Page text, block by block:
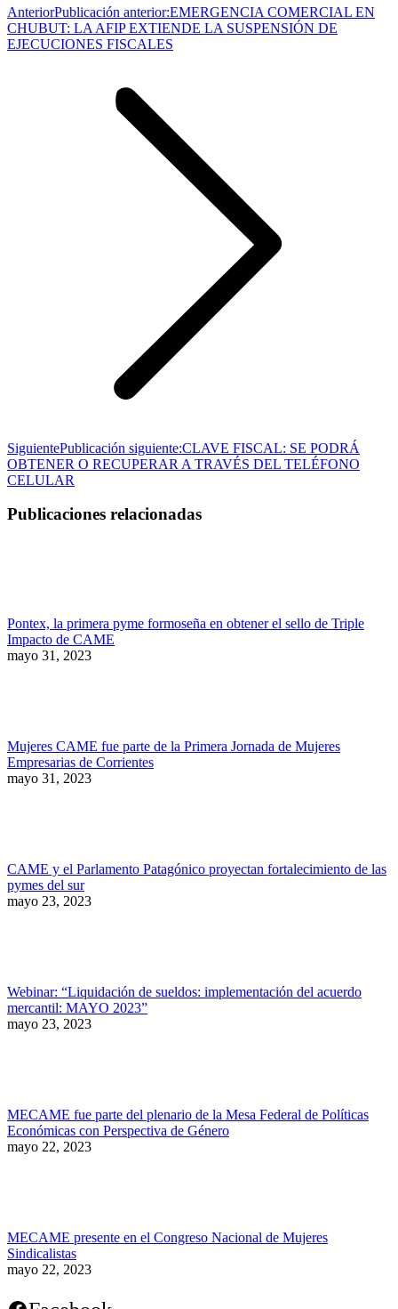
AnteriorPublicación anterior:EMERGENCIA COMERCIAL EN
CHUBUT: LA AFIP EXTIENDE LA SUSPENSIÓN DE
EJECUCIONES FISCALES
SiguientePublicación siguiente:CLAVE FISCAL: SE PODRÁ
OBTENER O RECUPERAR A TRAVÉS DEL TELÉFONO
CELULAR
Publicaciones relacionadas
Pontex, la primera pyme formoseña en obtener el sello de Triple
Impacto de CAME
mayo 31, 2023
Mujeres CAME fue parte de la Primera Jornada de Mujeres
Empresarias de Corrientes
mayo 31, 2023
CAME y el Parlamento Patagónico proyectan fortalecimiento de las
pymes del sur
mayo 23, 2023
Webinar: “Liquidación de sueldos: implementación del acuerdo
mercantil: MAYO 2023”
mayo 23, 2023
MECAME fue parte del plenario de la Mesa Federal de Políticas
Económicas con Perspectiva de Género
mayo 22, 2023
MECAME presente en el Congreso Nacional de Mujeres
Sindicalistas
mayo 22, 2023